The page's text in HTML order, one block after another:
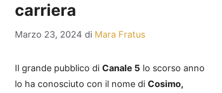
carriera
Marzo 23, 2024 di Mara Fratus
Il grande pubblico di Canale 5 lo scorso anno
lo ha conosciuto con il nome di Cosimo,